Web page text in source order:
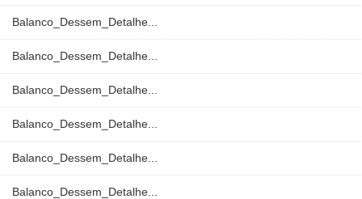
Balanco_Dessem_Detalhe...
Balanco_Dessem_Detalhe...
Balanco_Dessem_Detalhe...
Balanco_Dessem_Detalhe...
Balanco_Dessem_Detalhe...
Balanco_Dessem_Detalhe...